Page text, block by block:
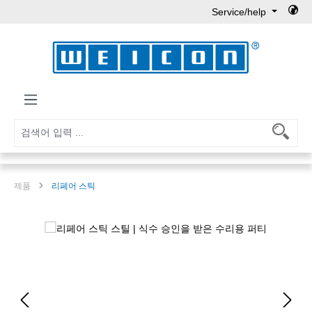
Service/help
제품 리페어 스틱
Skip image gallery